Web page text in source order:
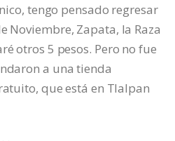
tengo pensado regresar
Noviembre, Zapata, la Raza
otros 5 pesos. Pero no fue
a una tienda
que está en Tlalpan